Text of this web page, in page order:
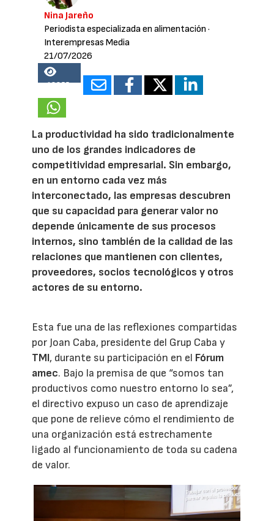
Nina Jareño
Periodista especializada en alimentación ·
Interempresas Media
21/07/2026
18855
La productividad ha sido tradicionalmente
uno de los grandes indicadores de
competitividad empresarial. Sin embargo,
en un entorno cada vez más
interconectado, las empresas descubren
que su capacidad para generar valor no
depende únicamente de sus procesos
internos, sino también de la calidad de las
relaciones que mantienen con clientes,
proveedores, socios tecnológicos y otros
actores de su entorno.
Esta fue una de las reflexiones compartidas
por Joan Caba, presidente del Grup Caba y
TMI, durante su participación en el Fórum
amec. Bajo la premisa de que “somos tan
productivos como nuestro entorno lo sea”,
el directivo expuso un caso de aprendizaje
que pone de relieve cómo el rendimiento de
una organización está estrechamente
ligado al funcionamiento de toda su cadena
de valor.